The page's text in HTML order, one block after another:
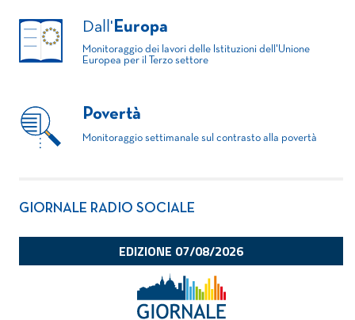
Dall' Europa
Monitoraggio dei lavori delle Istituzioni dell'Unione
Europea per il Terzo settore
Povertà
Monitoraggio settimanale sul contrasto alla povertà
GIORNALE RADIO SOCIALE